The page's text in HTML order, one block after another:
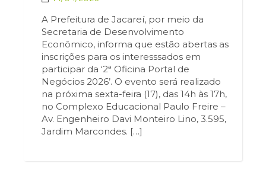
A Prefeitura de Jacareí, por meio da
Secretaria de Desenvolvimento
Econômico, informa que estão abertas as
inscrições para os interesssados em
participar da ‘2ª Oficina Portal de
Negócios 2026’. O evento será realizado
na próxima sexta-feira (17), das 14h às 17h,
no Complexo Educacional Paulo Freire –
Av. Engenheiro Davi Monteiro Lino, 3.595,
Jardim Marcondes. […]